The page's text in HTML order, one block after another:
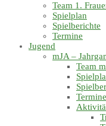
Team 1.
Spielplan
Spielberichte
Termine
Jugend
mJA –
Team
Termine